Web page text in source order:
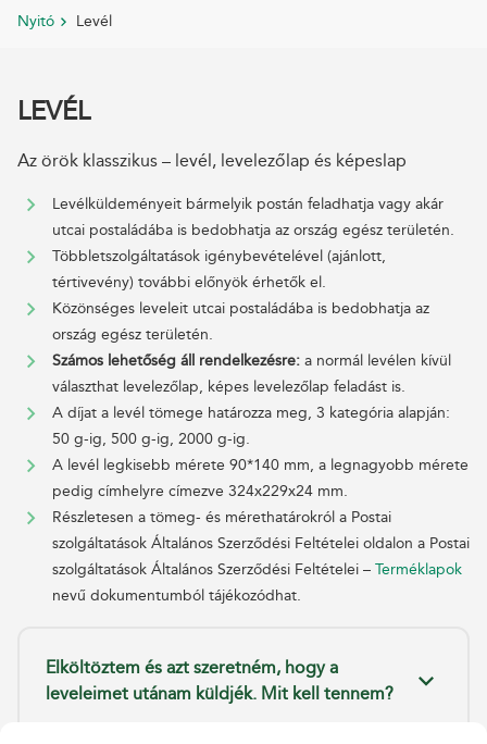
Nyitó Levél
LEVÉL
Az örök klasszikus – levél, levelezőlap és képeslap
Levélküldeményeit bármelyik postán feladhatja vagy akár
utcai postaládába is bedobhatja az ország egész területén.
Többletszolgáltatások igénybevételével (ajánlott,
tértivevény) további előnyök érhetők el.
Közönséges leveleit utcai postaládába is bedobhatja az
ország egész területén.
Számos lehetőség áll rendelkezésre: a normál levélen kívül
választhat levelezőlap, képes levelezőlap feladást is.
A díjat a levél tömege határozza meg, 3 kategória alapján:
50 g-ig, 500 g-ig, 2000 g-ig.
A levél legkisebb mérete 90*140 mm, a legnagyobb mérete
pedig címhelyre címezve 324x229x24 mm.
Részletesen a tömeg- és mérethatárokról a Postai
szolgáltatások Általános Szerződési Feltételei oldalon a Postai
szolgáltatások Általános Szerződési Feltételei – Terméklapok
nevű dokumentumból tájékozódhat.
Elköltöztem és azt szeretném, hogy a
leveleimet utánam küldjék. Mit kell tennem?